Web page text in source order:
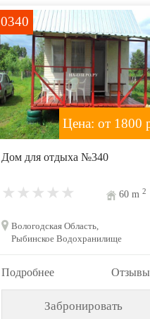
0340
Цена: от 1800
Дом для отдыха №340
60m 2
Вологодская Область,
Рыбинское Водохранилище
Подробнее
Забронировать